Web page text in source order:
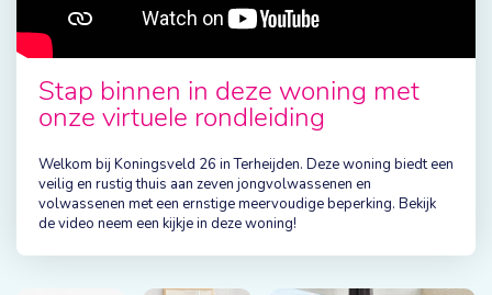
Stap binnen in deze woning met
onze virtuele rondleiding
Welkom bij Koningsveld 26 in Terheijden. Deze woning biedt een
veilig en rustig thuis aan zeven jongvolwassenen en
volwassenen met een ernstige meervoudige beperking. Bekijk
de video neem een kijkje in deze woning!